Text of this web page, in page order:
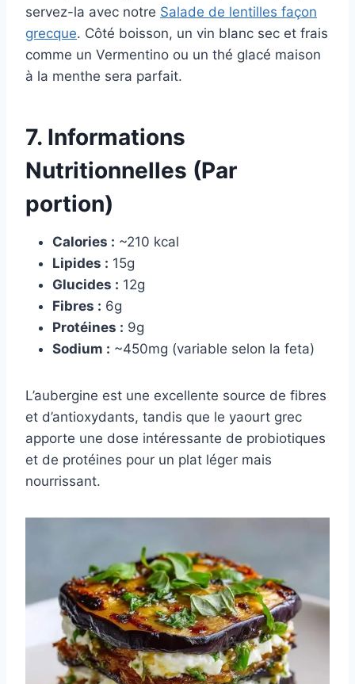
servez-la avec notre Salade de lentilles façon
grecque. Côté boisson, un vin blanc sec et frais
comme un Vermentino ou un thé glacé maison
à la menthe sera parfait.
7. Informations
Nutritionnelles (Par
portion)
Calories : ~210 kcal
Lipides : 15g
Glucides : 12g
Fibres : 6g
Protéines : 9g
Sodium : ~450mg (variable selon la feta)
L’aubergine est une excellente source de fibres
et d’antioxydants, tandis que le yaourt grec
apporte une dose intéressante de probiotiques
et de protéines pour un plat léger mais
nourrissant.